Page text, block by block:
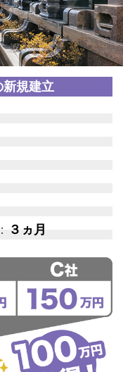
規建立
３ヵ月